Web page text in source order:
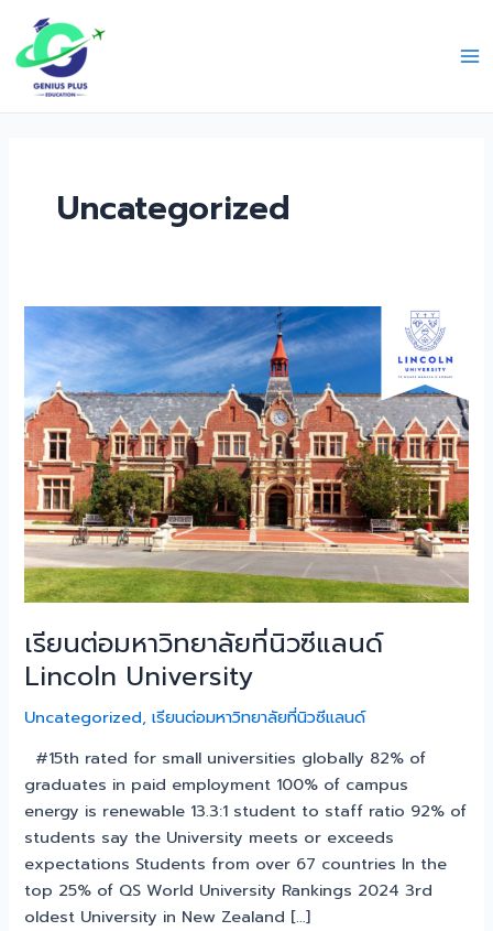
content
Uncategorized
เรียนต่อมหาวิทยาลัยที่นิวซีแลนด์
Lincoln University
Uncategorized,เรียนต่อมหาวิทยาลัยที่นิวซีแลนด์
#15th rated for small universities globally 82% of
graduates in paid employment 100% of campus
energy is renewable 13.3:1 student to staff ratio 92% of
students say the University meets or exceeds
expectations Students from over 67 countries In the
top 25% of QS World University Rankings 2024 3rd
oldest University in New Zealand […]
เรียน
ต่อม
หา
วิทยาลัย
ที่
นิวซีแลนด์
Lincoln
University